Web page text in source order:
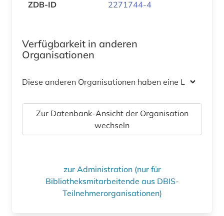
ZDB-ID 2271744-4
Verfügbarkeit in anderen
Organisationen
Diese anderen Organisationen haben eine Lizenz
Zur Datenbank-Ansicht der Organisation
wechseln
zur Administration (nur für
Bibliotheksmitarbeitende aus DBIS-
Teilnehmerorganisationen)